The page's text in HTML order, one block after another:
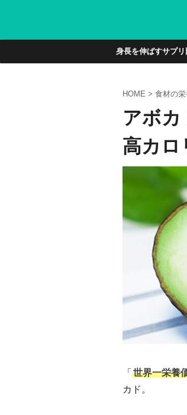
身長を伸ばすサプリ
HOME > 食材の
アボカ
高カロ
「 世界一栄養
カド。